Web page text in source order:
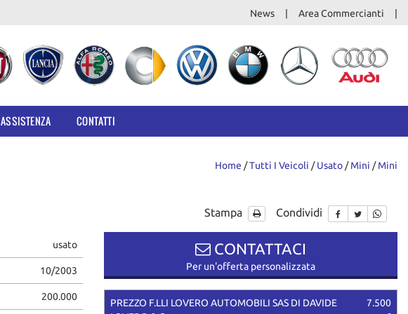
News Area Commercianti
ASSISTENZA CONTATTI
Home /Tutti I Veicoli /Usato /Mini /Mini
Stampa Condividi
usato
10/2003
200.000
CONTATTACI
Per un'offerta personalizzata
PREZZO F.LLI LOVERO AUTOMOBILI SAS DI DAVIDE
7.500